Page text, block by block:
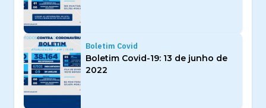
Boletim Covid
Boletim Covid-19: 13 de junho de
2022